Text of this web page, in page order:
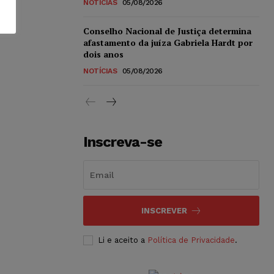
NOTÍCIAS 05/08/2026
Conselho Nacional de Justiça determina
afastamento da juíza Gabriela Hardt por
dois anos
NOTÍCIAS 05/08/2026
Inscreva-se
INSCREVER
Li e aceito a Política de Privacidade.